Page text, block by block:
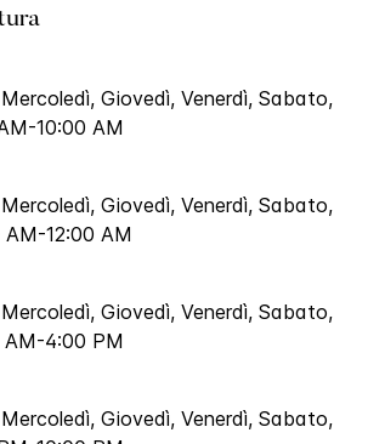
Giovedì, Venerdì, Sabato,
10:00 AM
Giovedì, Venerdì, Sabato,
AM-12:00 AM
Giovedì, Venerdì, Sabato,
AM-4:00 PM
Giovedì, Venerdì, Sabato,